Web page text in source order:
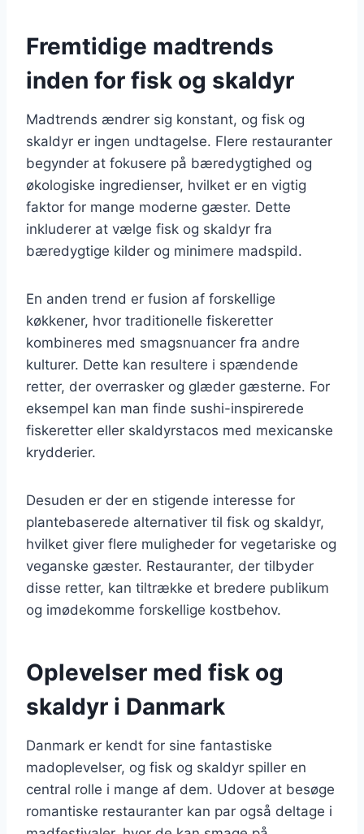
Fremtidige madtrends
inden for fisk og skaldyr
Madtrends ændrer sig konstant, og fisk og
skaldyr er ingen undtagelse. Flere restauranter
begynder at fokusere på bæredygtighed og
økologiske ingredienser, hvilket er en vigtig
faktor for mange moderne gæster. Dette
inkluderer at vælge fisk og skaldyr fra
bæredygtige kilder og minimere madspild.
En anden trend er fusion af forskellige
køkkener, hvor traditionelle fiskeretter
kombineres med smagsnuancer fra andre
kulturer. Dette kan resultere i spændende
retter, der overrasker og glæder gæsterne. For
eksempel kan man finde sushi-inspirerede
fiskeretter eller skaldyrstacos med mexicanske
krydderier.
Desuden er der en stigende interesse for
plantebaserede alternativer til fisk og skaldyr,
hvilket giver flere muligheder for vegetariske og
veganske gæster. Restauranter, der tilbyder
disse retter, kan tiltrække et bredere publikum
og imødekomme forskellige kostbehov.
Oplevelser med fisk og
skaldyr i Danmark
Danmark er kendt for sine fantastiske
madoplevelser, og fisk og skaldyr spiller en
central rolle i mange af dem. Udover at besøge
romantiske restauranter kan par også deltage i